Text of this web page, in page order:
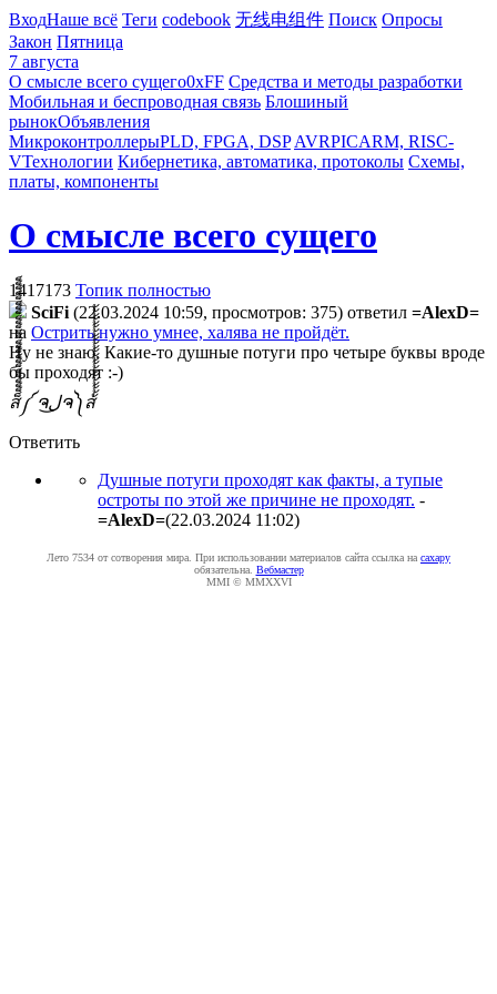
ВходНаше всё Теги codebook 无线电组件 Поиск Опросы
Закон Пятница
7 августа
О смысле всего сущего0xFF Средства и методы разработки
Мобильная и беспроводная связь Блошиный
рынокОбъявления
МикроконтроллерыPLD, FPGA, DSP AVRPICARM, RISC-
VТехнологии Кибернетика, автоматика, протоколы Схемы,
платы, компоненты
О смысле всего сущего
1417173 Топик полностью
SciFi (22.03.2024 10:59, просмотров: 375) ответил =AlexD=
на Острить нужно умнее, халява не пройдёт.
Ну не знаю. Какие-то душные потуги про четыре буквы вроде
бы проходят :-)
ส็็็็็็็็็็็็็็็็็็็็็็็็็༼ ຈل͜ຈ༽ส้้้้้้้้้้้้้้้้้้้้้้้
Ответить
Душные потуги проходят как факты, а тупые
остроты по этой же причине не проходят. -
=AlexD=(22.03.2024 11:02)
Лето 7534 от сотворения мира. При использовании материалов сайта ссылка на caxapу
обязательна. Вебмастер
MMI © MMXXVI